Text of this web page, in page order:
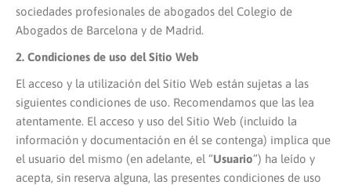
sociedades profesionales de abogados del Colegio de
Abogados de Barcelona y de Madrid.
2. Condiciones de uso del Sitio Web
El acceso y la utilización del Sitio Web están sujetas a las
siguientes condiciones de uso. Recomendamos que las lea
atentamente. El acceso y uso del Sitio Web (incluido la
información y documentación en él se contenga) implica que
el usuario del mismo (en adelante, el “Usuario”) ha leído y
acepta, sin reserva alguna, las presentes condiciones de uso